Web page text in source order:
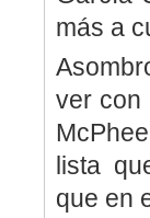
más a
ver con
lista
que en